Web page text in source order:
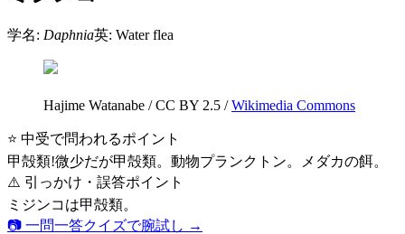
学名: Daphnia英: Water flea
Hajime Watanabe /CC BY 2.5 / Wikimedia Commons
⭐ 中受で問われるポイント
甲殻類!微少だが甲殻類。動物プランクトン。メダカの餌。
⚠️ 引っかけ・誤答ポイント
ミジンコは甲殻類。
📷 一問一答クイズで腕試し →